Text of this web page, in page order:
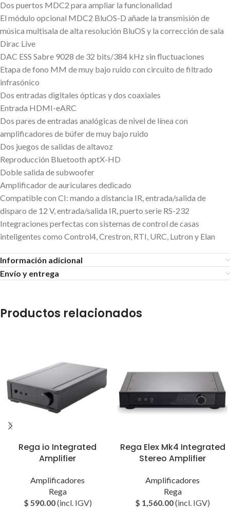
Dos puertos MDC2 para ampliar la funcionalidad
El módulo opcional MDC2 BluOS-D añade la transmisión de
música multisala de alta resolución BluOS y la corrección de sala
Dirac Live
DAC ESS Sabre 9028 de 32 bits/384 kHz sin fluctuaciones
Etapa de fono MM de muy bajo ruido con circuito de filtrado
infrasónico
Dos entradas digitales ópticas y dos coaxiales
Entrada HDMI-eARC
Dos pares de entradas analógicas de nivel de línea con
amplificadores de búfer de muy bajo ruido
Dos juegos de salidas de altavoz
Reproducción Bluetooth aptX-HD
Doble salida de subwoofer
Amplificador de auriculares dedicado
Compatible con CI: mando a distancia IR, entrada/salida de
disparo de 12 V, entrada/salida IR, puerto serie RS-232
Integraciones perfectas con sistemas de control de casas
inteligentes como Control4, Crestron, RTI, URC, Lutron y Elan
Información adicional
Envío y entrega
Productos relacionados
Rega io Integrated
Amplifier
Amplificadores
Rega
$ 590.00(incl. IGV)
Rega Elex Mk4 Integrated
Stereo Amplifier
Amplificadores
Rega
$ 1,560.00(incl. IGV)